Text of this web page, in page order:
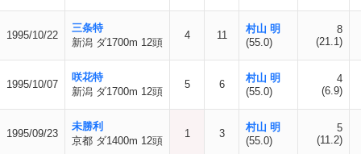
1995/10/22
三条特
新潟 ダ1700m 12頭
4 11
村山 明
(55.0)
8
(21.1)
1995/10/07
咲花特
新潟 ダ1700m 12頭
5 6
村山 明
(55.0)
4
(6.9)
1995/09/23
未勝利
京都 ダ1400m 12頭
1 3
村山 明
(55.0)
5
(11.2)